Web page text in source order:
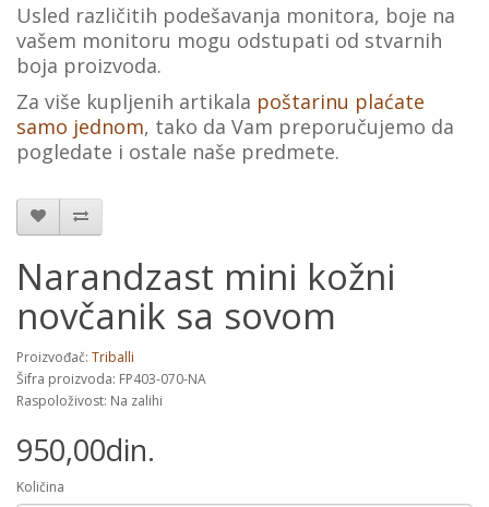
Usled različitih podešavanja monitora, boje na
vašеm monitoru mogu odstupati od stvarnih
boja proizvoda.
Za više kupljenih artikala poštarinu plaćate
samo jednom, tako da Vam preporučujemo da
pogledate i ostale naše predmete.
Narandzast mini kožni
novčanik sa sovom
Proizvođač: Triballi
Šifra proizvoda: FP403-070-NA
Raspoloživost: Na zalihi
950,00din.
Količina